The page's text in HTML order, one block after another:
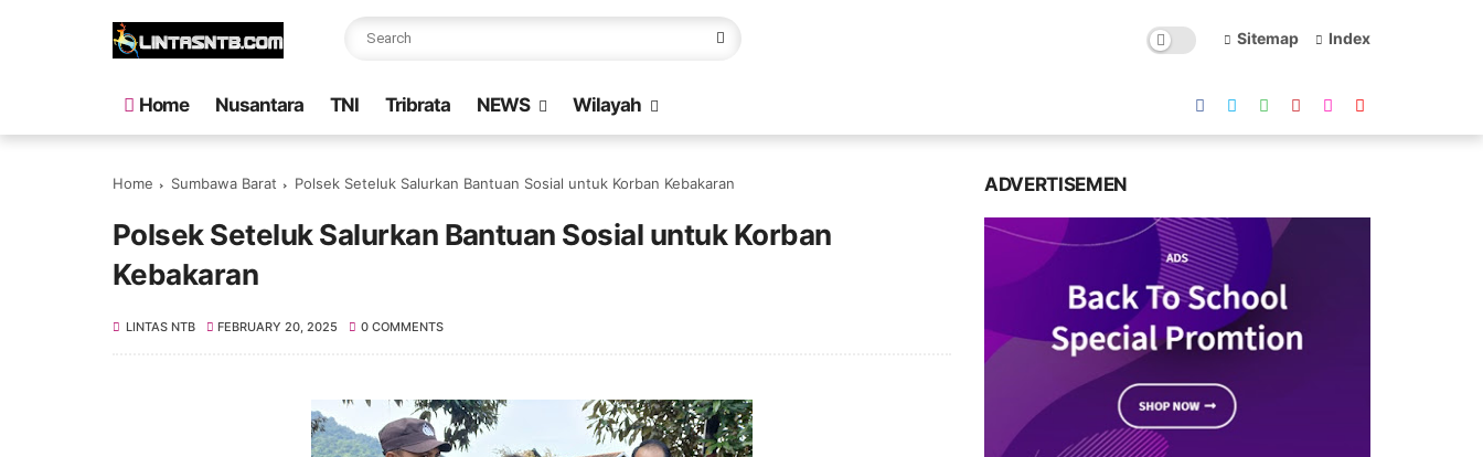
Sitemap Index
Home Nusantara TNI Tribrata NEWS Wilayah
Home Sumbawa Barat Polsek Seteluk Salurkan Bantuan Sosial untuk Korban Kebakaran
Polsek Seteluk Salurkan Bantuan Sosial untuk Korban
Kebakaran
LINTAS NTB FEBRUARY 20, 2025 0 COMMENTS
ADVERTISEMEN